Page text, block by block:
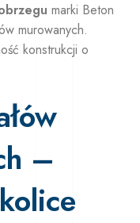
marki Beton
murowanych.
konstrukcji o
–